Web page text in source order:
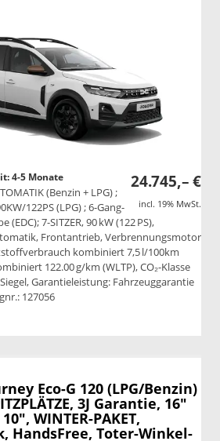
24.745,– €
incl. 19% MwSt.
4-5 Monate
(Benzin + LPG) ;
122PS (LPG) ; 6-Gang-
7-SITZER, 90 kW (122 PS),
Frontantrieb, Verbrennungsmotor
kombiniert 7,5 l/100km
122.00 g/km (WLTP), CO₂-Klasse
Garantieleistung: Fahrzeuggarantie
127056
drucken
Eco-G 120 (LPG/Benzin)
3J Garantie, 16"
WINTER-PAKET,
HandsFree, Toter-Winkel-